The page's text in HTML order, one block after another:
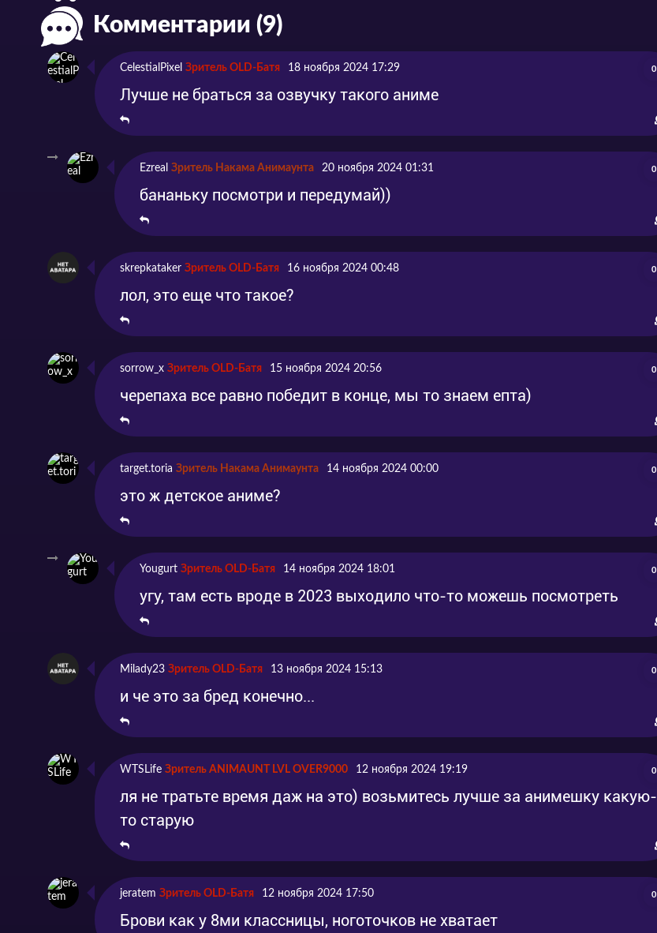
Комментарии (9)
CelestialPixel Зритель OLD-Батя 18 ноября 2024 17:29 0
Лучше не браться за озвучку такого аниме
Ezreal Зритель Накама Анимаунта 20 ноября 2024 01:31 0
бананьку посмотри и передумай))
skrepkataker Зритель OLD-Батя 16 ноября 2024 00:48 0
лол, это еще что такое?
sorrow_x Зритель OLD-Батя 15 ноября 2024 20:56 0
черепаха все равно победит в конце, мы то знаем епта)
target.toria Зритель Накама Анимаунта 14 ноября 2024 00:00 0
это ж детское аниме?
Yougurt Зритель OLD-Батя 14 ноября 2024 18:01 0
угу, там есть вроде в 2023 выходило что-то можешь посмотреть
Milady23 Зритель OLD-Батя 13 ноября 2024 15:13 0
и че это за бред конечно...
WTSLife Зритель ANIMAUNT LVL OVER9000 12 ноября 2024 19:19 0
ля не тратьте время даж на это) возьмитесь лучше за анимешку какую-
то старую
jeratem Зритель OLD-Батя 12 ноября 2024 17:50 0
Брови как у 8ми классницы, ноготочков не хватает